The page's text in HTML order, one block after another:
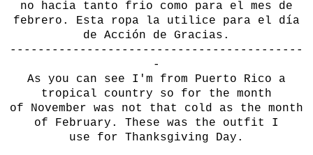
no hacia tanto frio como para el mes de
febrero. Esta ropa la utilice para el día
de Acción de Gracias.
------------------------------------------
-
As
you can see I'm from Puerto Rico
a
tropical country
so for
the month
of
November was not that cold as
the month
of
February . These was the outfit
I
use
for Thanksgiving Day .